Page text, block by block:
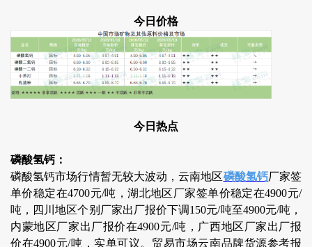
今日价格
今日热点
磷酸氢钙：
磷酸氢钙市场行情暂无较大波动，云南地区磷酸氢钙厂家签
单价稳定在4700元/吨，湖北地区厂家签单价稳定在4900元/
吨，四川地区个别厂家出厂报价下调150元/吨至4900元/吨，
内蒙地区厂家出厂报价在4900元/吨，广西地区厂家出厂报
价在4900元/吨，实单可议。贸易市场云南品牌货源参考报